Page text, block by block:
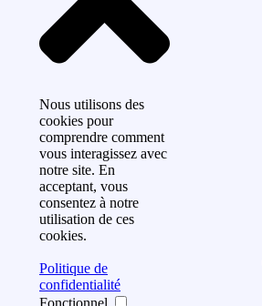
Nous utilisons des
cookies pour
comprendre comment
vous interagissez avec
notre site. En
acceptant, vous
consentez à notre
utilisation de ces
cookies.
Politique de
confidentialité
Fonctionnel